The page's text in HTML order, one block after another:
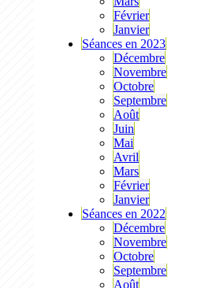
Février
Janvier
Séances en 2023
Décembre
Novembre
Octobre
Septembre
Août
Juin
Mai
Avril
Mars
Février
Janvier
Séances en 2022
Décembre
Novembre
Octobre
Septembre
Août